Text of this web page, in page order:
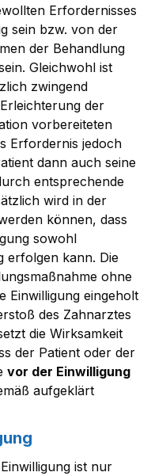
Erfordernisses
sein bzw. von der
der Behandlung
Gleichwohl ist
zwingend
der
vorbereiteten
Erfordernis jedoch
dann auch seine
entsprechende
wird in der
können, dass
sowohl
erfolgen kann. Die
ohne
Einwilligung eingeholt
des Zahnarztes
die Wirksamkeit
der Patient oder der
vor der Einwilligung
aufgeklärt
ist nur